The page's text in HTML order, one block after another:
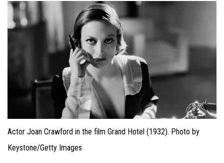
Actor Joan Crawford in the film Grand Hotel (1932). Photo by
Keystone/Getty Images